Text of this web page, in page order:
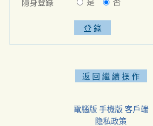
隱身登錄
是 否
電腦版 手機版 客戶端
隐私政策